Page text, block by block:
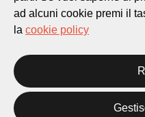
Città
ad alcuni cookie premi il
la cookie policy